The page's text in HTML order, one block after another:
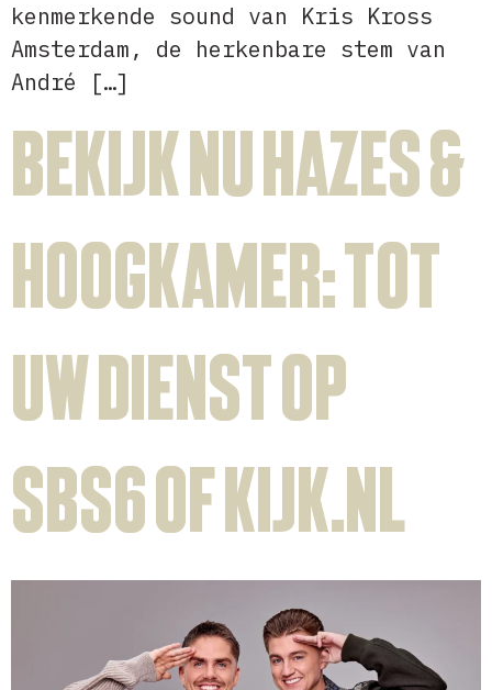
kenmerkende sound van Kris Kross
Amsterdam, de herkenbare stem van
André […]
Bekijk nu Hazes &
Hoogkamer: tot
uw dienst op
SBS6 of KIJK.nl